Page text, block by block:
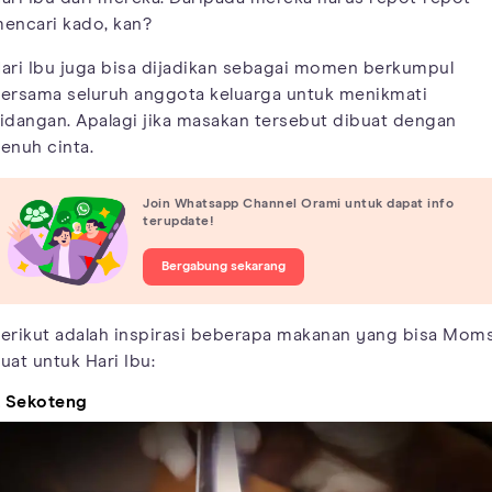
kado, kan?
Ibu juga bisa dijadikan sebagai momen berkumpul
seluruh anggota keluarga untuk menikmati
Apalagi jika masakan tersebut dibuat dengan
cinta.
Join Whatsapp Channel Orami untuk dapat info
terupdate!
Bergabung sekarang
adalah inspirasi beberapa makanan yang bisa
untuk Hari Ibu:
Sekoteng